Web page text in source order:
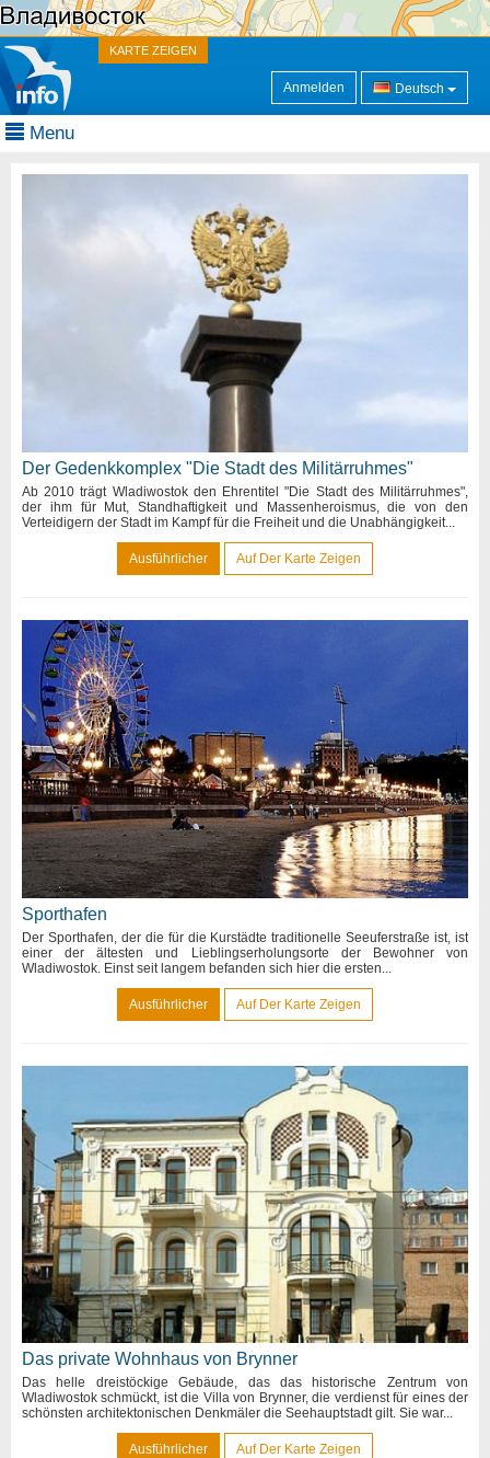
KARTE ZEIGEN
Anmelden Deutsch
Menu
Der Gedenkkomplex "Die Stadt des Militärruhmes"
Ab 2010 trägt Wladiwostok den Ehrentitel "Die Stadt des Militärruhmes",
der ihm für Mut, Standhaftigkeit und Massenheroismus, die von den
Verteidigern der Stadt im Kampf für die Freiheit und die Unabhängigkeit...
Ausführlicher Auf Der Karte Zeigen
Sporthafen
Der Sporthafen, der die für die Kurstädte traditionelle Seeuferstraße ist, ist
einer der ältesten und Lieblingserholungsorte der Bewohner von
Wladiwostok. Einst seit langem befanden sich hier die ersten...
Ausführlicher Auf Der Karte Zeigen
Das private Wohnhaus von Brynner
Das helle dreistöckige Gebäude, das das historische Zentrum von
Wladiwostok schmückt, ist die Villa von Brynner, die verdienst für eines der
schönsten architektonischen Denkmäler die Seehauptstadt gilt. Sie war...
Ausführlicher Auf Der Karte Zeigen